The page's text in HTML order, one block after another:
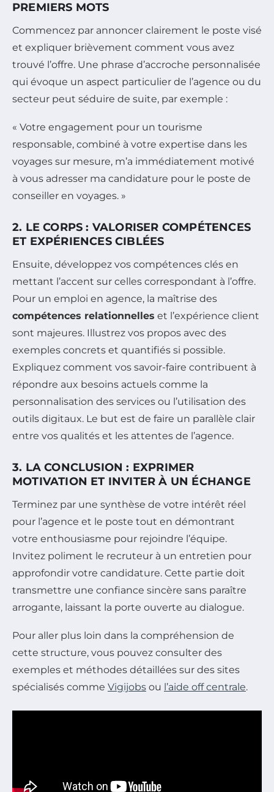
PREMIERS MOTS
Commencez par annoncer clairement le poste visé
et expliquer brièvement comment vous avez
trouvé l’offre. Une phrase d’accroche personnalisée
qui évoque un aspect particulier de l’agence ou du
secteur peut séduire de suite, par exemple :
« Votre engagement pour un tourisme
responsable, combiné à votre expertise dans les
voyages sur mesure, m’a immédiatement motivé
à vous adresser ma candidature pour le poste de
conseiller en voyages. »
2. LE CORPS : VALORISER COMPÉTENCES
ET EXPÉRIENCES CIBLÉES
Ensuite, développez vos compétences clés en
mettant l’accent sur celles correspondant à l’offre.
Pour un emploi en agence, la maîtrise des
compétences relationnelles et l’expérience client
sont majeures. Illustrez vos propos avec des
exemples concrets et quantifiés si possible.
Expliquez comment vos savoir-faire contribuent à
répondre aux besoins actuels comme la
personnalisation des services ou l’utilisation des
outils digitaux. Le but est de faire un parallèle clair
entre vos qualités et les attentes de l’agence.
3. LA CONCLUSION : EXPRIMER
MOTIVATION ET INVITER À UN ÉCHANGE
Terminez par une synthèse de votre intérêt réel
pour l’agence et le poste tout en démontrant
votre enthousiasme pour rejoindre l’équipe.
Invitez poliment le recruteur à un entretien pour
approfondir votre candidature. Cette partie doit
transmettre une confiance sincère sans paraître
arrogante, laissant la porte ouverte au dialogue.
Pour aller plus loin dans la compréhension de
cette structure, vous pouvez consulter des
exemples et méthodes détaillées sur des sites
spécialisés comme Vigijobs ou l’aide off centrale.